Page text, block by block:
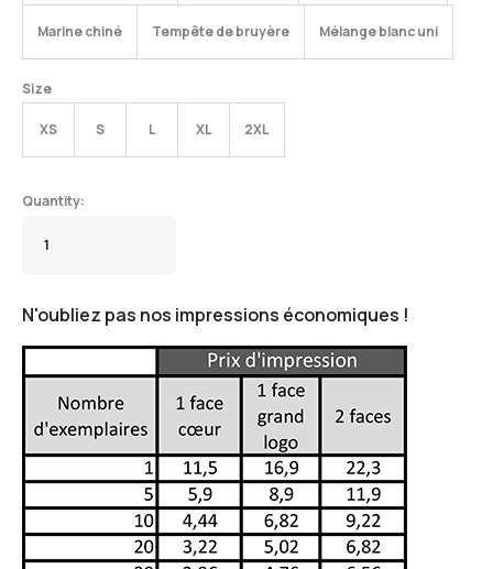
Marine chiné Tempête de bruyère Mélange blanc uni
Size
XS S L XL 2XL
N'oubliez pas nos impressions économiques !